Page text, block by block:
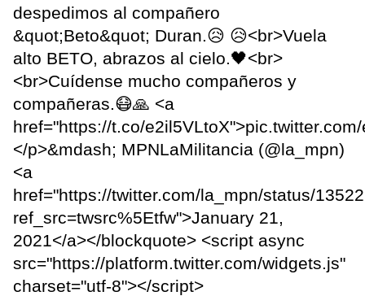
despedimos al compañero
&quot;Beto&quot; Duran.😥 😥<br>Vuela
alto BETO, abrazos al cielo.🖤<br>
<br>Cuídense mucho compañeros y
compañeras.😷🙏 <a
href="https://t.co/
</p>&mdash; MPNLaMilitancia (@la_mpn)
<a
href="https://twitter.com/la_mpn/status/
ref_src=twsrc%5Etfw">January 21,
2021</a></blockquote> <script async
src="https://platform.twitter.com/widgets.js"
charset="utf-8"></script>